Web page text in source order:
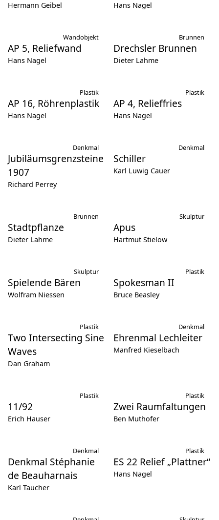
Hermann Geibel Hans Nagel
AP 5, Reliefwand
Wandobjekt
Hans Nagel
Drechsler Brunnen
Brunnen
Dieter Lahme
AP 16, Röhrenplastik
Plastik
Hans Nagel
AP 4, Relieffries
Plastik
Hans Nagel
Jubiläumsgrenzsteine
1907
Denkmal
Richard Perrey
Schiller
Denkmal
Karl Luwig Cauer
Stadtpflanze
Brunnen
Dieter Lahme
Apus
Skulptur
Hartmut Stielow
Spielende Bären
Skulptur
Wolfram Niessen
Spokesman II
Plastik
Bruce Beasley
Two Intersecting Sine
Waves
Plastik
Dan Graham
Ehrenmal Lechleiter
Denkmal
Manfred Kieselbach
11/92
Plastik
Erich Hauser
Zwei Raumfaltungen
Plastik
Ben Muthofer
Denkmal Stéphanie
de Beauharnais
Denkmal
Karl Taucher
ES 22 Relief „Plattner“
Plastik
Hans Nagel